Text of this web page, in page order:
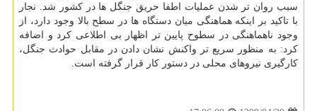
سبب روان تر شدن عملیات اطفا حریق جنگل ها در کشور شد. نجار
با تاکید بر اینکه هماهنگی میان دستگاه ها در سطح بالا وجود دارد، از
وجود ناهماهنگی در سطوح پایین تر اظهار بی اطلاعی کرد و اضافه
کرد: به منظور سریع تر واکنش نشان دادن در مقابل حوادث جنگل،
کارگیری نیروهای محلی در دستور کار قرار گرفته است.